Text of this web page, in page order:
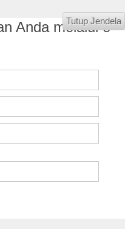
Anda melalui e-
Tutup Jendela